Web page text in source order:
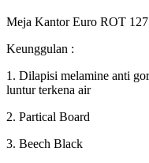
Meja Kantor Euro ROT
Keunggulan :
1. Dilapisi melamine anti
luntur terkena air
2. Partical Board
3. Beech Black